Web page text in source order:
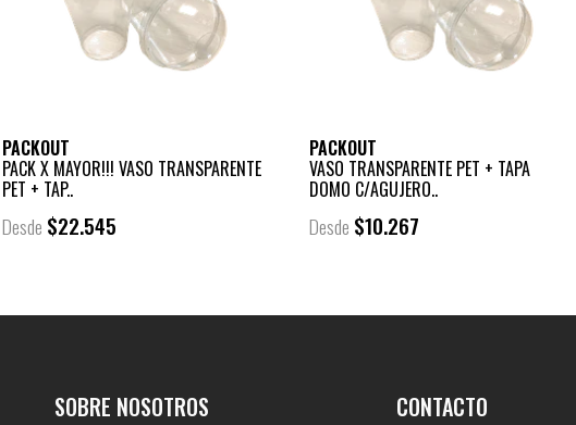
PACKOUT
PACK X MAYOR!!! VASO TRANSPARENTE
PET + TAP..
Desde $22.545
PACKOUT
VASO TRANSPARENTE PET + TAPA
DOMO C/AGUJERO..
Desde $10.267
SOBRE NOSOTROS CONTACTO